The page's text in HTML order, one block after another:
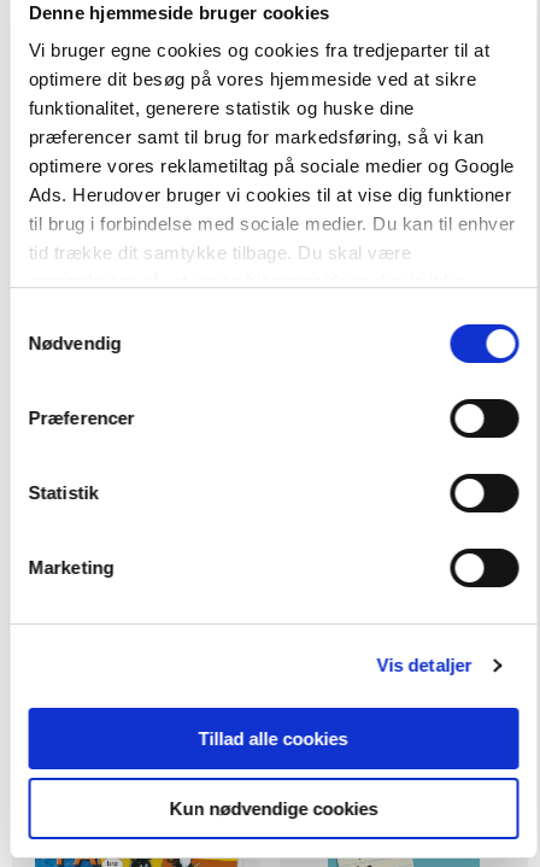
Denne hjemmeside bruger cookies
Vi bruger egne cookies og cookies fra tredjeparter til at
optimere dit besøg på vores hjemmeside ved at sikre
funktionalitet, generere statistik og huske dine
præferencer samt til brug for markedsføring, så vi kan
optimere vores reklametiltag på sociale medier og Google
Ads. Herudover bruger vi cookies til at vise dig funktioner
til brug i forbindelse med sociale medier. Du kan til enhver
tid trække dit samtykke tilbage. Du skal være
tilbagetrækker et samtykke.
Nødvendig
Præferencer
Statistik
Marketing
Vis detaljer
Tillad alle cookies
Kun nødvendige cookies
2 formater
Læs & skriv
Mette-Maria Rydén
Fra
839,95 KR.
Sikker læsestart
Pernille Frost
Fra
309,95 KR.
Flydende læsning i praksis